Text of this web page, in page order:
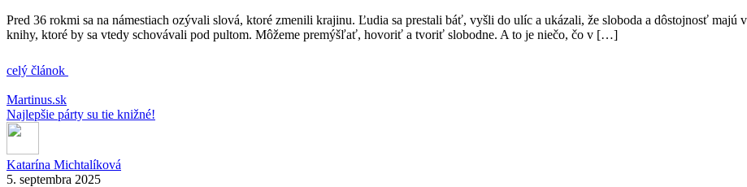
Pred 36 rokmi sa na námestiach ozývali slová, ktoré zmenili krajinu. Ľudia sa prestali báť, vyšli do ulíc a ukázali, že sloboda a dôstojnosť
knihy, ktoré by sa vtedy schovávali pod pultom. Môžeme premýšľať, hovoriť a tvoriť slobodne. A to je niečo, čo v […]
celý článok
Martinus.sk
Najlepšie párty su tie knižné!
Katarína Michtalíková
5. septembra 2025